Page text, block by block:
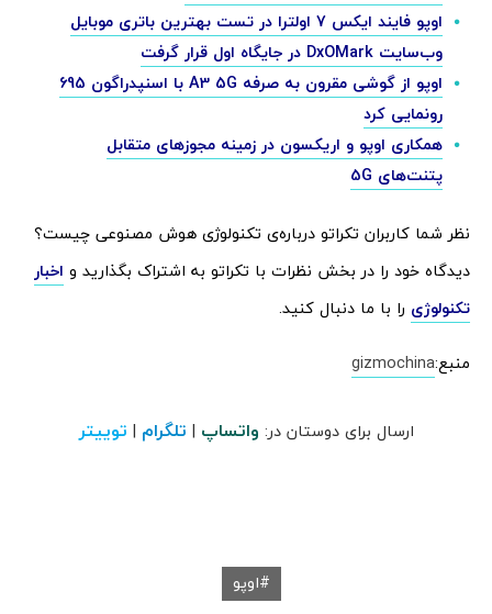
اوپو فایند ایکس 7 اولترا در تست بهترین باتری موبایل
وب‌سایت DxOMark در جایگاه اول قرار گرفت
اوپو از گوشی مقرون به صرفه A3 5G با اسنپدراگون 695
رونمایی کرد
همکاری اوپو و اریکسون در زمینه مجوزهای متقابل
پتنت‌های 5G
نظر شما کاربران تکراتو درباره‌ی تکنولوژی هوش مصنوعی چیست؟
دیدگاه خود را در بخش نظرات با تکراتو به اشتراک بگذارید و اخبار
تکنولوژی را با ما دنبال کنید.
منبع:gizmochina
ارسال برای دوستان در: واتساپ | تلگرام | توییتر
اوپو